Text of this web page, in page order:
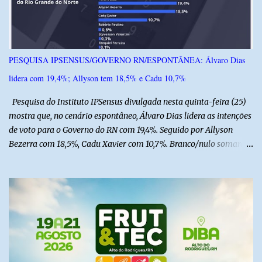
PESQUISA IPSENSUS/GOVERNO RN/ESPONTÂNEA: Álvaro Dias
lidera com 19,4%; Allyson tem 18,5% e Cadu 10,7%
Pesquisa do Instituto IPSensus divulgada nesta quinta-feira (25)
mostra que, no cenário espontâneo, Álvaro Dias lidera as intenções
de voto para o Governo do RN com 19,4%. Seguido por Allyson
Bezerra com 18,5%, Cadu Xavier com 10,7%. Branco/nulo somaram
do Norte entre os dias 18 e 22 de junho de 2026. O levantamento
possui margem de erro de 2,5 pontos percentuais e nível de
confiança de 95%. Registro no TSE: RN-09520/2026